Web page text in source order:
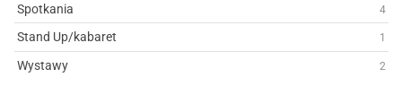
Spotkania 4
Stand Up/kabaret 1
Wystawy 2